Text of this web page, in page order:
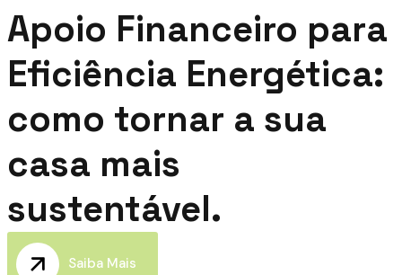
Apoio Financeiro para
Eficiência Energética:
como tornar a sua
casa mais
sustentável.
Saiba Mais